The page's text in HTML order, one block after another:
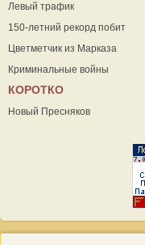
Левый трафик
150-летний рекорд побит
Цветметчик из Марказа
Криминальные войны
КОРОТКО
Новый Пресняков